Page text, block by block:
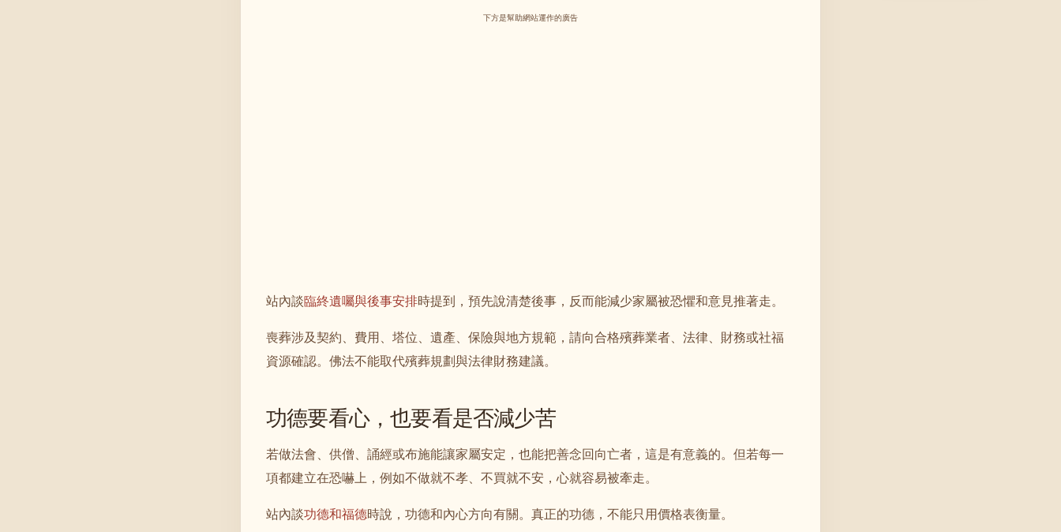
下方是幫助網站運作的廣告
站內談臨終遺囑與後事安排時提到，預先說清楚後事，反而能減少家屬被恐懼和意見推著走。
喪葬涉及契約、費用、塔位、遺產、保險與地方規範，請向合格殯葬業者、法律、財務或社福
資源確認。佛法不能取代殯葬規劃與法律財務建議。
功德要看心，也要看是否減少苦
若做法會、供僧、誦經或布施能讓家屬安定，也能把善念回向亡者，這是有意義的。但若每一
項都建立在恐嚇上，例如不做就不孝、不買就不安，心就容易被牽走。
站內談功德和福德時說，功德和內心方向有關。真正的功德，不能只用價格表衡量。